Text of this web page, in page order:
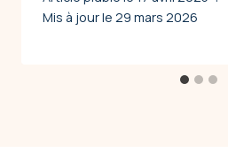
Mis à jour le 29 mars 2026